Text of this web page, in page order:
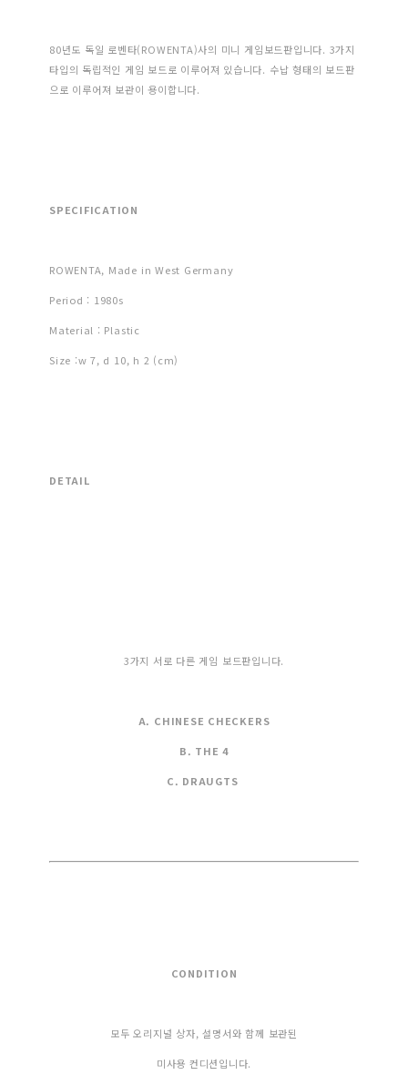
80년도 독일 로벤타(ROWENTA)사의 미니 게임보드판입니다. 3가지
타입의 독립적인 게임 보드로 이루어져 있습니다. 수납 형태의 보드판
으로 이루어져 보관이 용이합니다.
SPECIFICATION
ROWENTA, Made in West Germany
Period : 1980s
Material : Plastic
Size :w 7, d 10, h 2 (cm)
DETAIL
3가지 서로 다른 게임 보드판입니다.
A. CHINESE CHECKERS
B. THE 4
C. DRAUGTS
CONDITION
모두 오리지널 상자, 설명서와 함께 보관된
미사용 컨디션입니다.